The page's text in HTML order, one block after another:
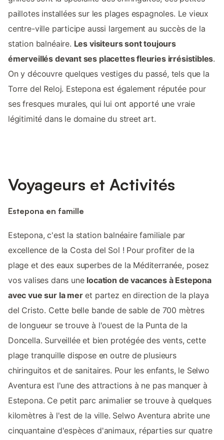
paillotes installées sur les plages espagnoles. Le vieux
centre-ville participe aussi largement au succès de la
station balnéaire. Les visiteurs sont toujours
émerveillés devant ses placettes fleuries irrésistibles.
On y découvre quelques vestiges du passé, tels que la
Torre del Reloj. Estepona est également réputée pour
ses fresques murales, qui lui ont apporté une vraie
légitimité dans le domaine du street art.
Voyageurs et Activités
Estepona en famille
Estepona, c'est la station balnéaire familiale par
excellence de la Costa del Sol ! Pour profiter de la
plage et des eaux superbes de la Méditerranée, posez
vos valises dans une location de vacances à Estepona
avec vue sur la meret partez en direction de la playa
del Cristo. Cette belle bande de sable de 700 mètres
de longueur se trouve à l'ouest de la Punta de la
Doncella. Surveillée et bien protégée des vents, cette
plage tranquille dispose en outre de plusieurs
chiringuitos et de sanitaires. Pour les enfants, le Selwo
Aventura est l'une des attractions à ne pas manquer à
Estepona. Ce petit parc animalier se trouve à quelques
kilomètres à l'est de la ville. Selwo Aventura abrite une
cinquantaine d'espèces d'animaux, réparties sur quatre